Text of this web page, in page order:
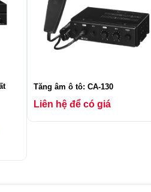
Tăng âm ô tô: CA-130
Liên hệ để có giá